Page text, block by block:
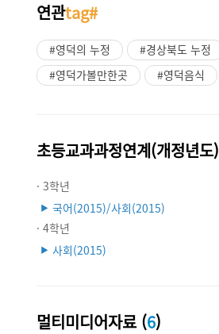
연관tag#
#영덕의 누정
#경상북도 누정
#영덕가볼만한곳
#영덕음식
초등교과과정연계(개정년도)
· 3학년
▶ 국어(2015)/사회(2015)
· 4학년
▶ 사회(2015)
멀티미디어자료 (6)